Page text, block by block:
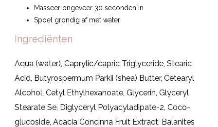
Masseer ongeveer 30 seconden in
Spoel grondig af met water
Ingrediënten
Aqua (water), Caprylic/capric Triglyceride, Stearic
Acid, Butyrospermum Parkii (shea) Butter, Cetearyl
Alcohol, Cetyl Ethylhexanoate, Glycerin, Glyceryl
Stearate Se, Diglyceryl Polyacyladipate-2, Coco-
glucoside, Acacia Concinna Fruit Extract, Balanites